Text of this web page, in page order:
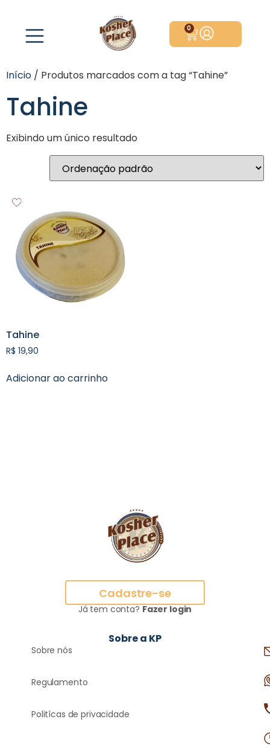
0
Início / Produtos marcados com a tag “Tahine”
Tahine
Exibindo um único resultado
Tahine
R$ 19,90
Adicionar ao carrinho
Cadastre-se
Já tem conta?Fazer login
Sobre a KP
Sobre nós
Regulamento
Politícas de privacidade